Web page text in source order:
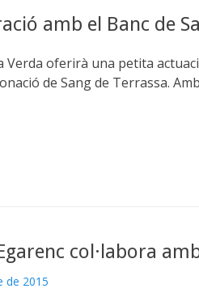
amb el Banc de
Verda oferirà una petita
de Sang de Terrassa.
col·labora
de 2015